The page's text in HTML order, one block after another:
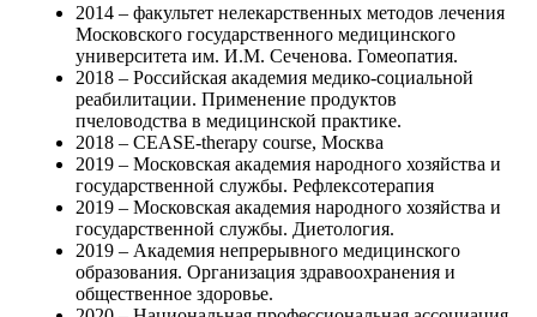
2014 – факультет нелекарственных методов лечения
Московского государственного медицинского
университета им. И.М. Сеченова. Гомеопатия.
2018 – Российская академия медико-социальной
реабилитации. Применение продуктов
пчеловодства в медицинской практике.
2018 – CEASE-therapy course, Москва
2019 – Московская академия народного хозяйства и
государственной службы. Рефлексотерапия
2019 – Московская академия народного хозяйства и
государственной службы. Диетология.
2019 – Академия непрерывного медицинского
образования. Организация здравоохранения и
общественное здоровье.